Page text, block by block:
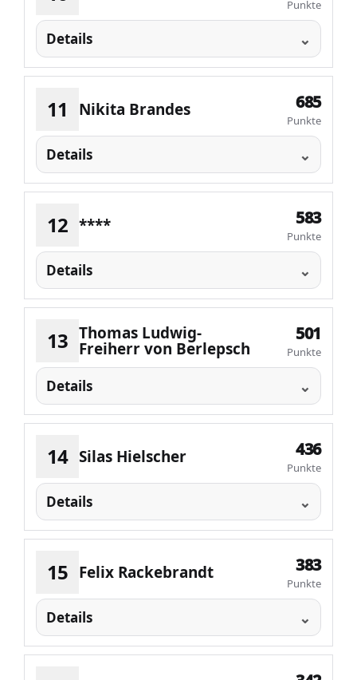
Punkte
Details
11 Nikita Brandes 685
Punkte
Details
12 **** 583
Punkte
Details
13 Thomas Ludwig-
Freiherr von Berlepsch
501
Punkte
Details
14 Silas Hielscher 436
Punkte
Details
15 Felix Rackebrandt 383
Punkte
Details